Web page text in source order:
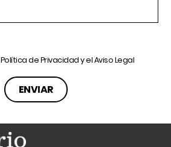
Política de Privacidady elAviso Legal